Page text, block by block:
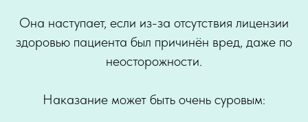
Она наступает, если из-за отсутствия лицензии
здоровью пациента был причинён вред, даже по
неосторожности.
Наказание может быть очень суровым: